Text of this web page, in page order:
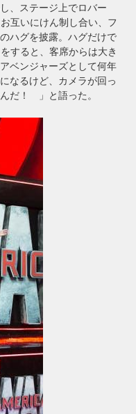
、ステージ上でロバー
互いにけん制し合い、フ
ハグを披露。ハグだけで
すると、客席からは大き
ベンジャーズとして何年
なるけど、カメラが回っ
だ！ 」と語った。